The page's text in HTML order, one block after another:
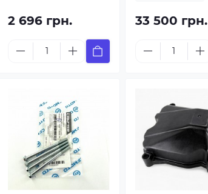
2 696 грн. 33 500 грн.